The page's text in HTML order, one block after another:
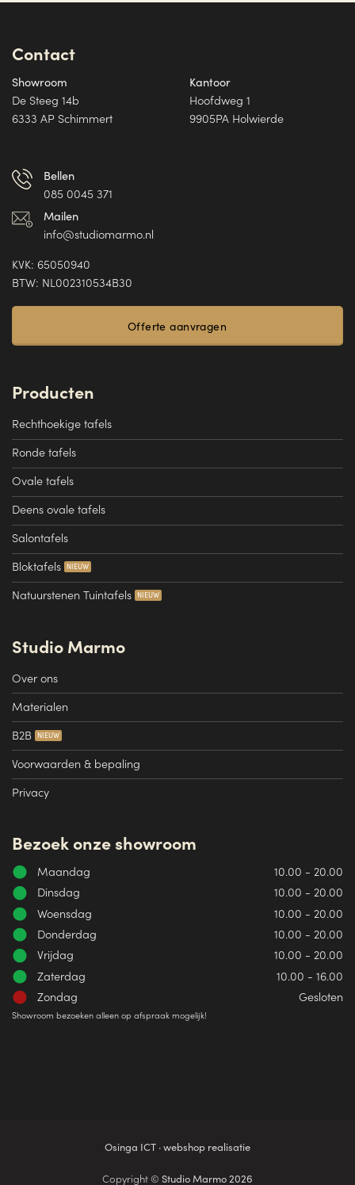
Contact
Showroom
De Steeg 14b
6333 AP Schimmert
Kantoor
Hoofdweg 1
9905PA Holwierde
Bellen
085 0045 371
Mailen
info@studiomarmo.nl
KVK: 65050940
BTW: NL002310534B30
Offerte aanvragen
Producten
Rechthoekige tafels
Ronde tafels
Ovale tafels
Deens ovale tafels
Salontafels
Bloktafels
Natuurstenen Tuintafels
Studio Marmo
Over ons
Materialen
B2B
Voorwaarden & bepaling
Privacy
Bezoek onze showroom
Maandag
10.00 - 20.00
Dinsdag
10.00 - 20.00
Woensdag
10.00 - 20.00
Donderdag
10.00 - 20.00
Vrijdag
10.00 - 20.00
Zaterdag
10.00 - 16.00
Zondag
Gesloten
Showroom bezoeken alleen op afspraak mogelijk!
Osinga ICT · webshop realisatie
Copyright © Studio Marmo 2026